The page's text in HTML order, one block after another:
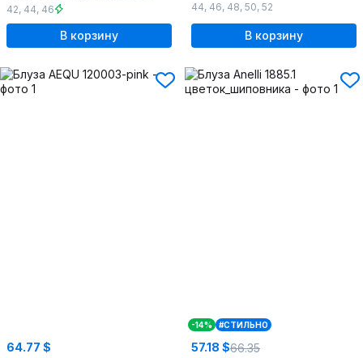
42, 44, 46
В корзину
44, 46, 48, 50, 52
В корзину
64.77 $
-14% #СТИЛЬНО
57.18 $66.35